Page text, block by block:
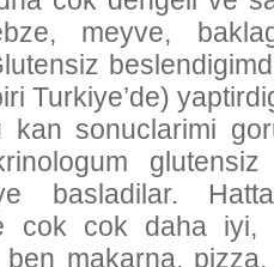
meyve,
Turkiye’de)
sonuclarimi
basladilar.
cok cok daha iyi,
ben makarna,